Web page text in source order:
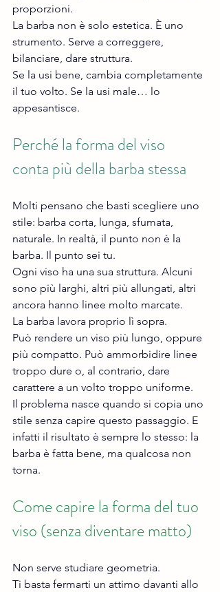
proporzioni.
La barba non è solo estetica. È uno
strumento. Serve a correggere,
bilanciare, dare struttura.
Se la usi bene, cambia completamente
il tuo volto. Se la usi male… lo
appesantisce.
Perché la forma del viso
conta più della barba stessa
Molti pensano che basti scegliere uno
stile: barba corta, lunga, sfumata,
naturale. In realtà, il punto non è la
barba. Il punto sei tu.
Ogni viso ha una sua struttura. Alcuni
sono più larghi, altri più allungati, altri
ancora hanno linee molto marcate.
La barba lavora proprio lì sopra.
Può rendere un viso più lungo, oppure
più compatto. Può ammorbidire linee
troppo dure o, al contrario, dare
carattere a un volto troppo uniforme.
Il problema nasce quando si copia uno
stile senza capire questo passaggio. E
infatti il risultato è sempre lo stesso: la
barba è fatta bene, ma qualcosa non
torna.
Come capire la forma del tuo
viso (senza diventare matto)
Non serve studiare geometria.
Ti basta fermarti un attimo davanti allo